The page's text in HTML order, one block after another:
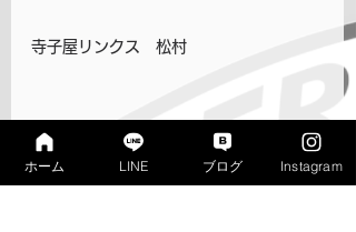
寺子屋リンクス　松村
★いつでもブレない勉強習慣と、考える
ための基礎学力をとことん鍛える！
ホーム LINE ブログ Instagram